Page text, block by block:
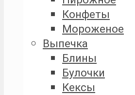
Конфеты
Мороженое
Выпечка
Блины
Булочки
Кексы